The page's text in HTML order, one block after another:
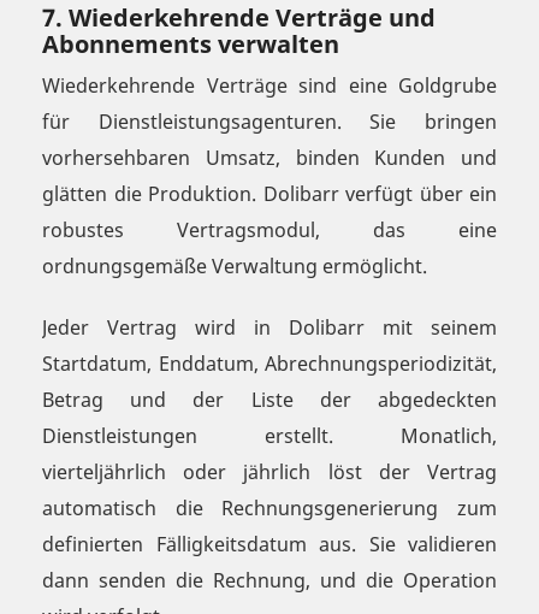
7. Wiederkehrende Verträge und
Abonnements verwalten
Wiederkehrende Verträge sind eine Goldgrube
für Dienstleistungsagenturen. Sie bringen
vorhersehbaren Umsatz, binden Kunden und
glätten die Produktion. Dolibarr verfügt über ein
robustes Vertragsmodul, das eine
ordnungsgemäße Verwaltung ermöglicht.
Jeder Vertrag wird in Dolibarr mit seinem
Startdatum, Enddatum, Abrechnungsperiodizität,
Betrag und der Liste der abgedeckten
Dienstleistungen erstellt. Monatlich,
vierteljährlich oder jährlich löst der Vertrag
automatisch die Rechnungsgenerierung zum
definierten Fälligkeitsdatum aus. Sie validieren
dann senden die Rechnung, und die Operation